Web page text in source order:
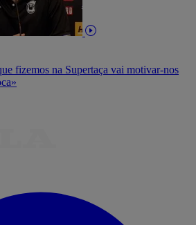
fizemos na Supertaça vai motivar-nos